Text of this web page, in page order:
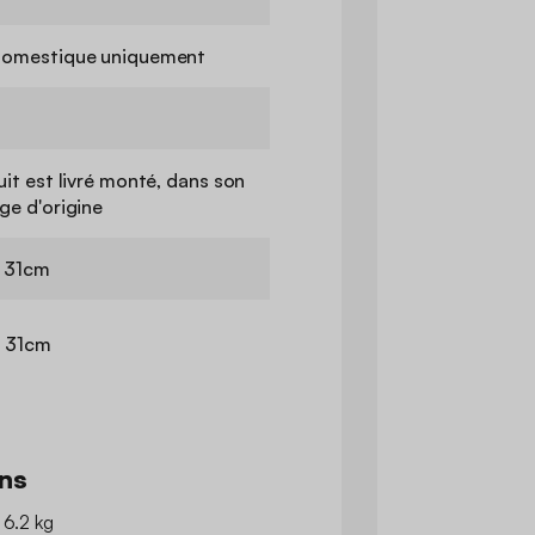
uniquement
est livré monté, dans son
d'origine
kg